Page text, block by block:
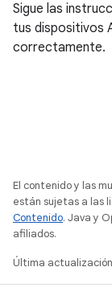
Sigue las
tus dispositivos
correctamente.
El contenido y las
están sujetas a las
Contenido. Java y
afiliados.
Última